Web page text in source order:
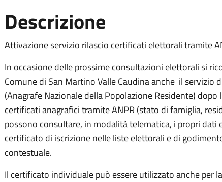
Descrizione
Attivazione servizio rilascio certificati elettorali tramite
In occasione delle prossime consultazioni elettorali si
Comune di San Martino Valle Caudina anche il
(Anagrafe Nazionale della Popolazione Residente)
certificati anagrafici tramite ANPR (stato di famiglia,
possono consultare, in modalità telematica, i propri
certificato di iscrizione nelle liste elettorali e di
contestuale.
Il certificato individuale può essere utilizzato anche per